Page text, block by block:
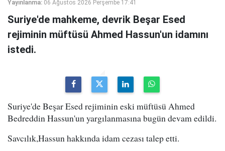
Yayınlanma: 06 Ağustos 2026 Perşembe 17:41
Suriye'de mahkeme, devrik Beşar Esed
rejiminin müftüsü Ahmed Hassun'un idamını
istedi.
Suriye'de Beşar Esed rejiminin eski müftüsü Ahmed
Bedreddin Hassun'un yargılanmasına bugün devam edildi.
Savcılık,Hassun hakkında idam cezası talep etti.